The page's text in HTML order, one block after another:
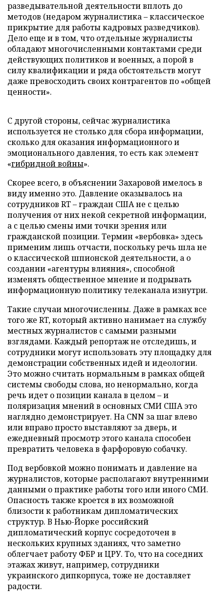
разведывательной деятельности вплоть до
методов (недаром журналистика – классическое
прикрытие для работы кадровых разведчиков).
Дело еще и в том, что отдельные журналисты
обладают многочисленными контактами среди
действующих политиков и военных, а порой в
силу квалификации и ряда обстоятельств могут
даже превосходить своих контрагентов по «общей
ценности».
С другой стороны, сейчас журналистика
используется не столько для сбора информации,
сколько для оказания информационного и
эмоционального давления, то есть как элемент
«гибридной войны».
Скорее всего, в объяснении Захаровой имелось в
виду именно это. Давление оказывалось на
сотрудников RT – граждан США не с целью
получения от них некой секретной информации,
а с целью смены ими точки зрения или
гражданской позиции. Термин «вербовка» здесь
применим лишь отчасти, поскольку речь шла не
о классической шпионской деятельности, а о
создании «агентуры влияния», способной
изменять общественное мнение и подрывать
информационную политику телеканала изнутри.
Такие случаи многочисленны. Даже в рамках все
того же RT, который активно нанимает на службу
местных журналистов с самыми разными
взглядами. Каждый репортаж не отследишь, и
сотрудники могут использовать эту площадку для
демонстрации собственных идей и идеологии.
Это можно считать нормальным в рамках общей
системы свободы слова, но ненормально, когда
речь идет о позиции канала в целом – и
поляризация мнений в основных СМИ США это
наглядно демонстрирует. На CNN за шаг влево
или вправо просто выставляют за дверь, и
ежедневный просмотр этого канала способен
превратить человека в фарфоровую собачку.
Под вербовкой можно понимать и давление на
журналистов, которые располагают внутренними
данными о практике работы того или иного СМИ.
Опасность также кроется в их возможной
близости к работникам дипломатических
структур. В Нью-Йорке российский
дипломатический корпус сосредоточен в
нескольких крупных зданиях, что заметно
облегчает работу ФБР и ЦРУ. То, что на соседних
этажах живут, например, сотрудники
украинского дипкорпуса, тоже не доставляет
радости.